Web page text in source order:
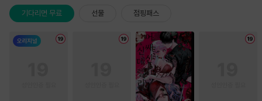
기다리면 무료 선물 점핑패스